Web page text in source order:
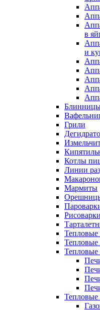
в
и
Грили
Котлы
Линии
Мармиты
Рисоварки
Тепловые